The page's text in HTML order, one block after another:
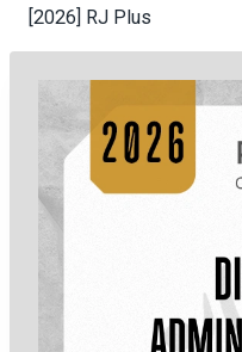
[2026] RJ Plus